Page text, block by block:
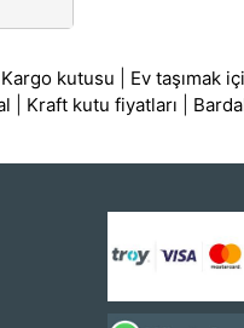
Kargo kutusu Ev taşımak
Kraft kutu fiyatları